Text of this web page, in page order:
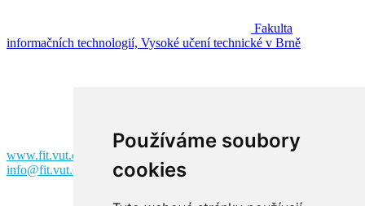
Používáme soubory
cookies
Fakulta
informačních technologií, Vysoké učení technické v Brně
www.fit.vut.cz
info@fit.vut.cz